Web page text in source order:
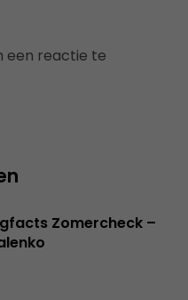
een reactie te
Zomercheck –